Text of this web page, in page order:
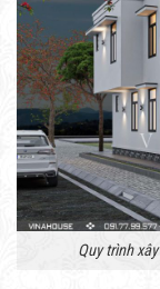
Quy trình